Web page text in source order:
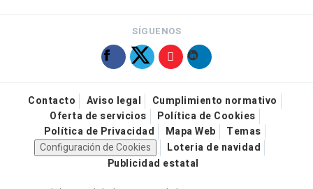
SÍGUENOS
Contacto Aviso legal
Cumplimiento normativo
Oferta de servicios
Política de Cookies
Política de Privacidad
Mapa Web
Temas
Configuración de Cookies
Loteria de navidad
Publicidad estatal